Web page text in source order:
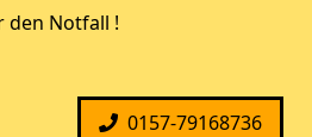
den Notfall !
0157-79168736